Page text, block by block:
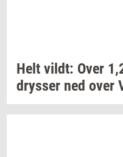
Helt vildt: Over
drys­ser ned over